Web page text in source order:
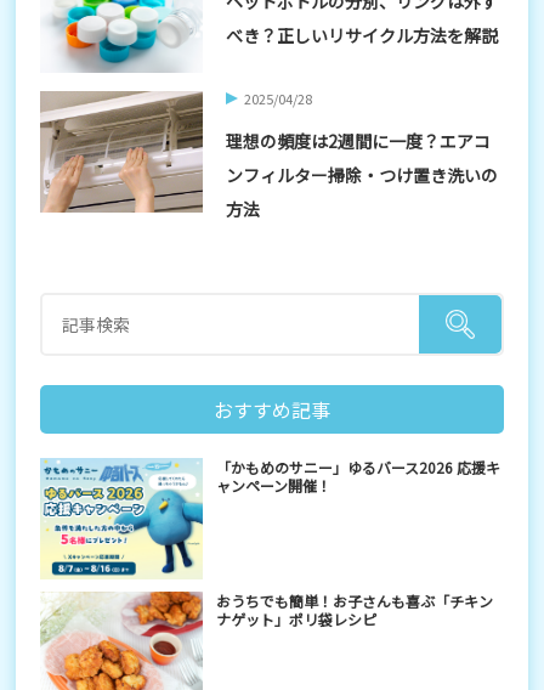
べき？正しいリサイクル方法を解説
2025/04/28
理想の頻度は2週間に一度？エアコ
ンフィルター掃除・つけ置き洗いの
方法
おすすめ記事
「かもめのサニー」ゆるバース2026 応援キ
ャンペーン開催！
おうちでも簡単！お子さんも喜ぶ「チキン
ナゲット」ポリ袋レシピ